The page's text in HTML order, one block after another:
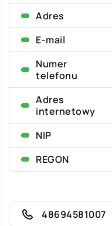
Adres
E-mail
Numer
telefonu
Adres
internetowy
NIP
REGON
48694581007